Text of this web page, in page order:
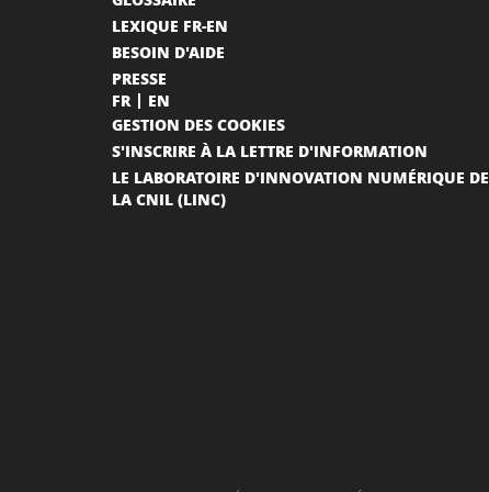
LEXIQUE FR-EN
BESOIN D'AIDE
PRESSE
FR
EN
GESTION DES COOKIES
S'INSCRIRE À LA LETTRE D'INFORMATION
LE LABORATOIRE D'INNOVATION NUMÉRIQUE DE
LA CNIL (LINC)